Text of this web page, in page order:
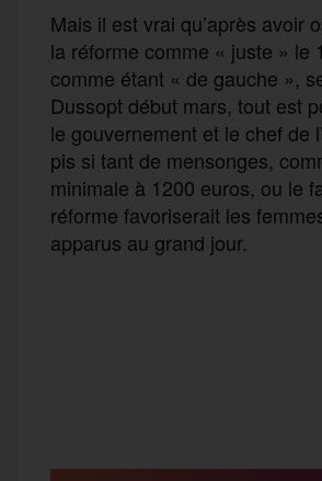
Mais il est vrai qu’après avoir
la réforme comme « juste » le
comme étant « de gauche »,
Dussopt début mars, tout est
le gouvernement et le chef de
pis si tant de mensonges,
minimale à 1200 euros, ou le
réforme favoriserait les
apparus au grand jour.